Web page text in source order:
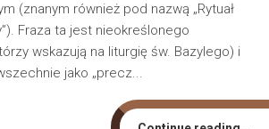
(znanym również pod nazwą „Rytuał
Fraza ta jest nieokreślonego
wskazują na liturgię św. Bazylego) i
jako „precz...